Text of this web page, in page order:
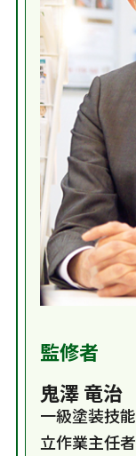
監修者
鬼澤 竜治
一級塗装技
立作業主任